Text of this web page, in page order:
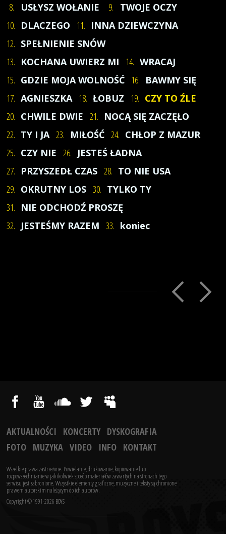
8.
USŁYSZ WOŁANIE 9.
TWOJE OCZY
10. DLACZEGO 11. INNA DZIEWCZYNA
12. SPEŁNIENIE SNÓW
13. KOCHANA UWIERZ MI 14. WRACAJ
15. GDZIE MOJA WOLNOŚĆ 16. BAWMY SIĘ
17. AGNIESZKA 18. ŁOBUZ 19. CZY TO ŹLE
20. CHWILE DWIE 21. NOCĄ SIĘ ZACZĘŁO
22. TY I JA 23. MIŁOŚĆ 24. CHŁOP Z MAZUR
25. CZY NIE 26. JESTEŚ ŁADNA
27. PRZYSZEDŁ CZAS 28. TO NIE USA
29. OKRUTNY LOS 30. TYLKO TY
31. NIE ODCHODŹ PROSZĘ
32. JESTEŚMY RAZEM 33. koniec
AKTUALNOŚCI KONCERTY DYSKOGRAFIA
FOTO MUZYKA VIDEO INFO KONTAKT
Wszelkie prawa zastrzeżone. Powielanie, drukowanie, kopiowanie lub
rozpowszechnianie w jakikolwiek sposób materiałów zawartych na stronach tego
serwisu jest zabronione.Wszystkie elementy graficzne, muzyczne i teksty są chronione
prawem autorskim należącym do ich autorów.
Copyright © 1991-2026 BOYS